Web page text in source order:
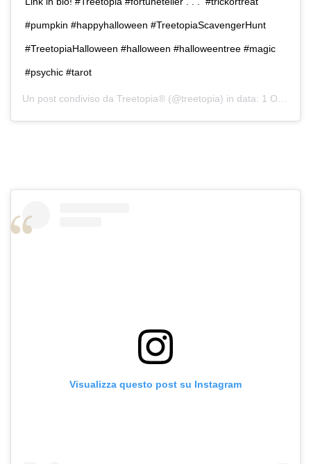
#pumpkin #happyhalloween #TreetopiaScavengerHunt
#TreetopiaHalloween #halloween #halloweentree #magic
#psychic #tarot
Un post condiviso da Treetopia® (@treetopia) in data: 1 Ott 2019 alle ore 5:00 PDT
Visualizza questo post su Instagram